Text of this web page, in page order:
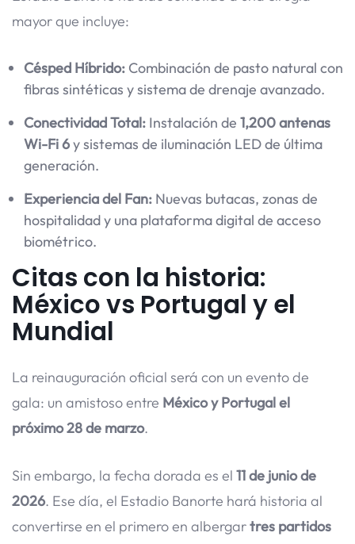
mayor que incluye:
Césped Híbrido: Combinación de pasto natural con
fibras sintéticas y sistema de drenaje avanzado.
Conectividad Total: Instalación de 1,200 antenas
Wi-Fi 6y sistemas de iluminación LED de última
generación.
Experiencia del Fan: Nuevas butacas, zonas de
hospitalidad y una plataforma digital de acceso
biométrico.
Citas con la historia:
México vs Portugal y el
Mundial
La reinauguración oficial será con un evento de
gala: un amistoso entre México y Portugal el
próximo 28 de marzo.
Sin embargo, la fecha dorada es el 11 de junio de
2026. Ese día, el Estadio Banorte hará historia al
convertirse en el primero en albergartres partidos